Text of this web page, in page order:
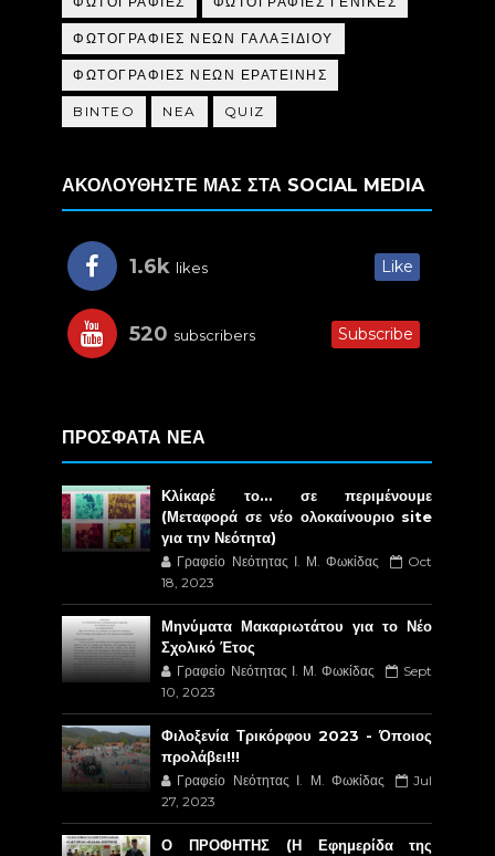
ΦΩΤΟΓΡΑΦΙΕΣ ΝΕΩΝ ΓΑΛΑΞΙΔΙΟΥ
ΦΩΤΟΓΡΑΦΙΕΣ ΝΕΩΝ ΕΡΑΤΕΙΝΗΣ
BINTEO NEA QUIZ
ΑΚΟΛΟΥΘΗΣΤΕ ΜΑΣ ΣΤΑ SOCIAL MEDIA
1.6k likes Like
520 subscribers Subscribe
ΠΡΟΣΦΑΤΑ ΝΕΑ
Κλίκαρέ το… σε περιμένουμε
(Μεταφορά σε νέο ολοκαίνουριο site
για την Νεότητα)
Γραφείο Νεότητας Ι. Μ. Φωκίδας
Oct
18, 2023
Μηνύματα Μακαριωτάτου για το Νέο
Σχολικό Έτος
Γραφείο Νεότητας Ι. Μ. Φωκίδας
Sept
10, 2023
Φιλοξενία Τρικόρφου 2023 - Όποιος
προλάβει!!!
Γραφείο Νεότητας Ι. Μ. Φωκίδας
Jul
27, 2023
Ο ΠΡΟΦΗΤΗΣ (Η Εφημερίδα της